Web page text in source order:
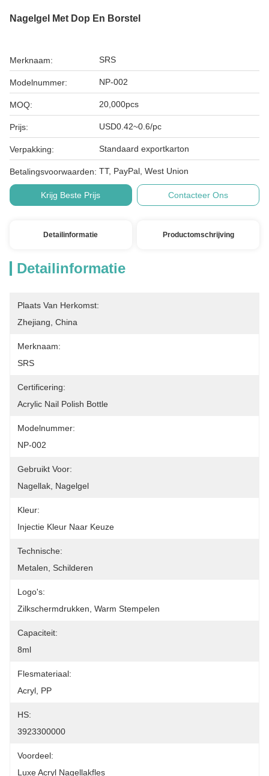
Nagelgel Met Dop En Borstel
Merknaam: SRS
Modelnummer: NP-002
MOQ: 20,000pcs
Prijs: USD0.42~0.6/pc
Verpakking: Standaard exportkarton
Betalingsvoorwaarden: TT, PayPal, West Union
Krijg Beste Prijs Contacteer Ons
Detailinformatie Productomschrijving
Detailinformatie
Plaats Van Herkomst:
Zhejiang, China
Merknaam:
SRS
Certificering:
Acrylic Nail Polish Bottle
Modelnummer:
NP-002
Gebruikt Voor:
Nagellak, Nagelgel
Kleur:
Injectie Kleur Naar Keuze
Technische:
Metalen, Schilderen
Logo's:
Zilkschermdrukken, Warm Stempelen
Capaciteit:
8ml
Flesmateriaal:
Acryl, PP
HS:
3923300000
Voordeel:
Luxe Acryl Nagellakfles